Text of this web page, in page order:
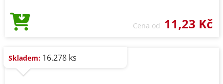
Cena od 11,23 Kč
Skladem: 16.278 ks